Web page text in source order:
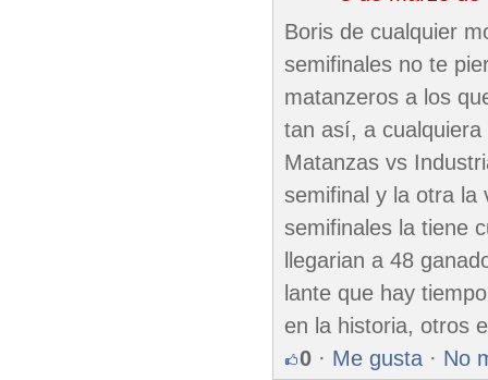
Boris de cualquier
semifinales no te
matanzeros a los
tan así, a
Matanzas vs
semifinal y la otra la
semifinales la tiene
llegarian a 48
lante que hay
en la historia, otros
0 · Me gusta · No